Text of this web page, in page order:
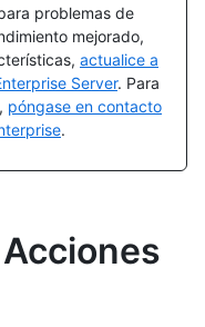
problemas de
mejorado,
actualice a
Server. Para
póngase en contacto
.